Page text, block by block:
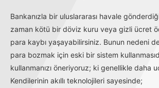
Bankanızla bir uluslararası havale
zaman kötü bir döviz kuru veya gizli ücret
para kaybı yaşayabilirsiniz. Bunun nedeni
para bozmak için eski bir sistem
kullanmanızı öneriyoruz; ki genellikle daha
Kendilerinin akıllı teknolojileri sayesinde;